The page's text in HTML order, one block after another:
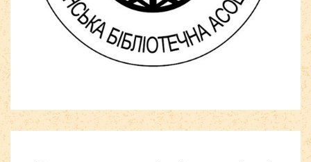
. Бесплатные шаблоны и расширения.